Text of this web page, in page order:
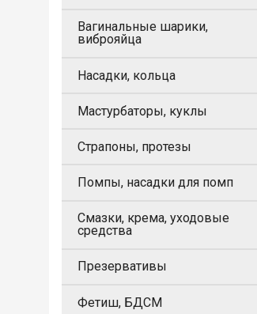
Вагинальные шарики,
виброяйца
Насадки, кольца
Мастурбаторы, куклы
Страпоны, протезы
Помпы, насадки для помп
Смазки, крема, уходовые
средства
Презервативы
Фетиш, БДСМ